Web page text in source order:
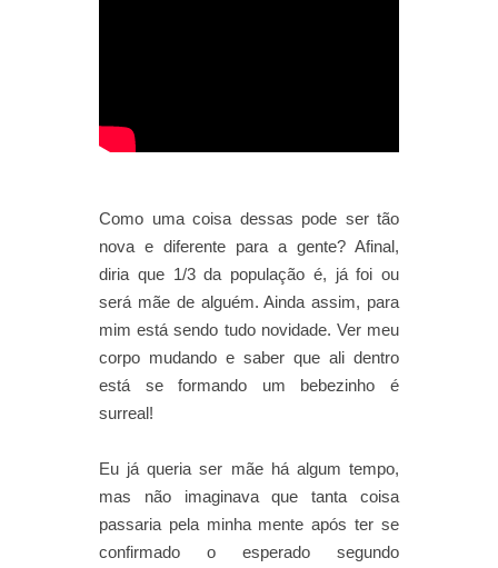
Como uma coisa dessas pode ser tão
nova e diferente para a gente? Afinal,
diria que 1/3 da população é, já foi ou
será mãe de alguém. Ainda assim, para
mim está sendo tudo novidade. Ver meu
corpo mudando e saber que ali dentro
está se formando um bebezinho é
surreal!
Eu já queria ser mãe há algum tempo,
mas não imaginava que tanta coisa
passaria pela minha mente após ter se
confirmado o esperado segundo